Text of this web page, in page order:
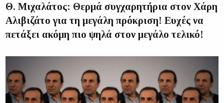
Θ. Μιχαλάτος: Θερμά συγχαρητήρια στον Χάρη
Αλιβιζάτο για τη μεγάλη πρόκριση! Ευχές να
πετάξει ακόμη πιο ψηλά στον μεγάλο τελικό!